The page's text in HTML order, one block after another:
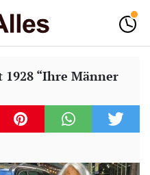
1928 “Ihre Männer